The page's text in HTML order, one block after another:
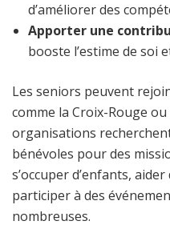
d’améliorer des
Apporter une
booste l’estime de soi
Les seniors peuvent
comme la Croix-Rouge
organisations
bénévoles pour des
s’occuper d’enfants,
participer à des
nombreuses.